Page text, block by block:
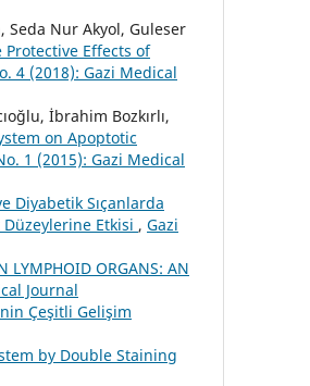
Seda Nur Akyol, Guleser
Effects of
4 (2018): Gazi Medical
İbrahim Bozkırlı,
on Apoptotic
1 (2015): Gazi Medical
Diyabetik Sıçanlarda
Etkisi , Gazi
LYMPHOID ORGANS: AN
Journal
Çeşitli Gelişim
by Double Staining